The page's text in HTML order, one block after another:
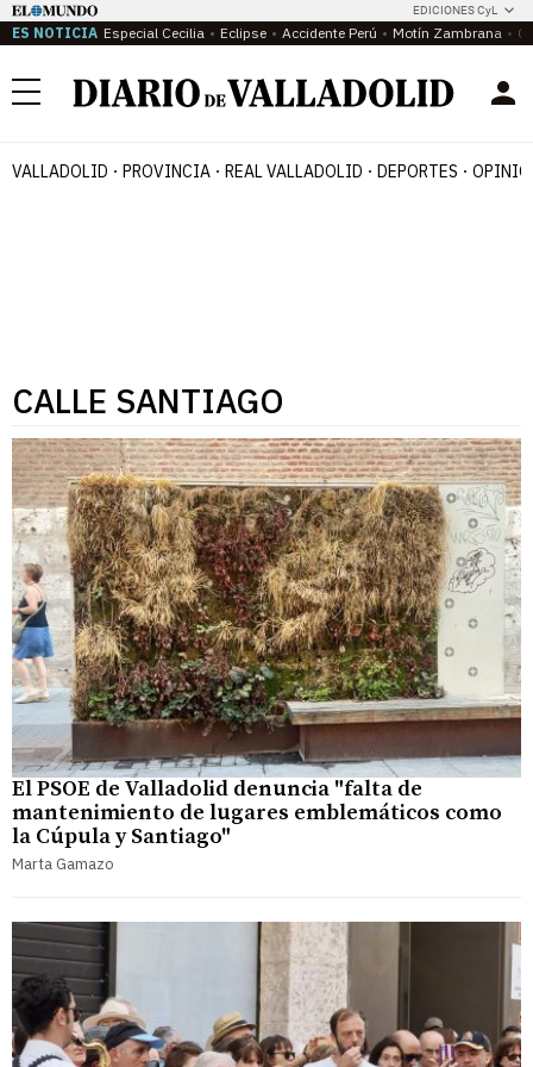
EDICIONES CyL
ES NOTICIA Especial Cecilia Eclipse Accidente Perú Motín Zambrana
Menú
VALLADOLID PROVINCIA REAL VALLADOLID DEPORTES
CALLE SANTIAGO
El PSOE de Valladolid denuncia "falta de
mantenimiento de lugares emblemáticos como
la Cúpula y Santiago"
Marta Gamazo